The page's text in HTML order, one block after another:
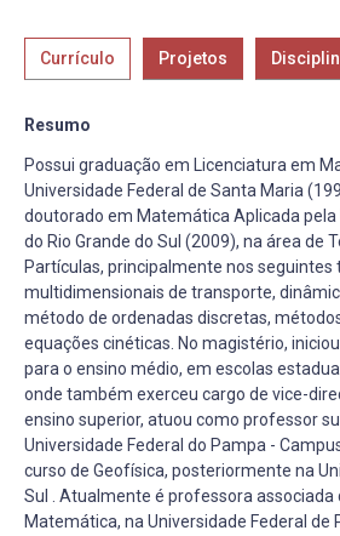
Currículo Projetos
Resumo
Possui graduação em Licenciatura em
Universidade Federal de Santa Maria
doutorado em Matemática Aplicada pela
do Rio Grande do Sul (2009), na área de
Partículas, principalmente nos seguintes
multidimensionais de transporte,
método de ordenadas discretas,
equações cinéticas. No magistério,
para o ensino médio, em escolas
onde também exerceu cargo de vice-
ensino superior, atuou como professor
Universidade Federal do Pampa -
curso de Geofísica, posteriormente na
Sul . Atualmente é professora associada
Matemática, na Universidade Federal de